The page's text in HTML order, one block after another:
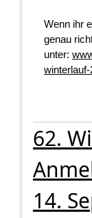
Wenn ihr
genau
unter:
62.
14.